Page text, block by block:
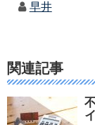
早井
関連記事